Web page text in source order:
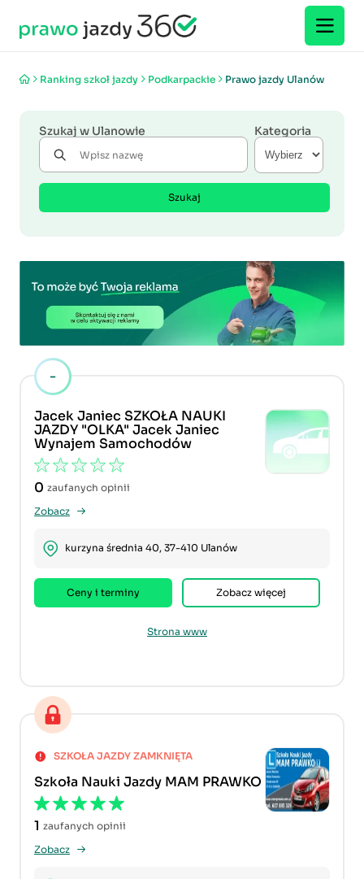
Ranking szkoł jazdy Podkarpackie Prawo jazdy Ulanów
Szukaj w Ulanowie Kategoria
Szukaj
-
Jacek Janiec SZKOŁA NAUKI
JAZDY "OLKA" Jacek Janiec
Wynajem Samochodów
0 zaufanych opinii
Zobacz
kurzyna średnia 40, 37-410 Ulanów
Ceny i terminy Zobacz więcej
Strona www
Szkoła Nauki Jazdy MAM PRAWKO
SZKOŁA JAZDY ZAMKNIĘTA
1 zaufanych opinii
Zobacz